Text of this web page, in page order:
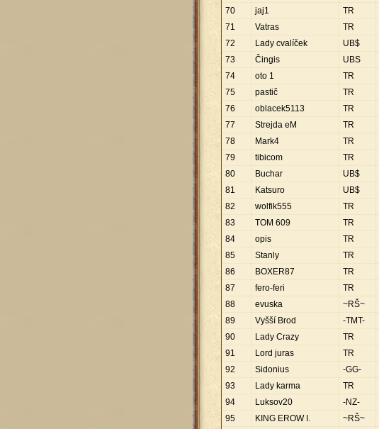
70
jaj1 TR
71
Vatras TR
72
Lady cvalíček UB$
73
Čingis UBS
74
oto 1 TR
75
pastič TR
76
oblacek5113 TR
77
Strejda eM TR
78
Mark4 TR
79
tibicom TR
80
Buchar UB$
81
Katsuro UB$
82
wolfik555 TR
83
TOM 609 TR
84
opis TR
85
Stanly TR
86
BOXER87 TR
87
fero-feri TR
88
evuska ~RŠ~
89
Vyšší Brod -TMT-
90
Lady Crazy TR
91
Lord juras TR
92
Sidonius -GG-
93
Lady karma TR
94
Luksov20 -NZ-
95
KING EROW I. ~RŠ~